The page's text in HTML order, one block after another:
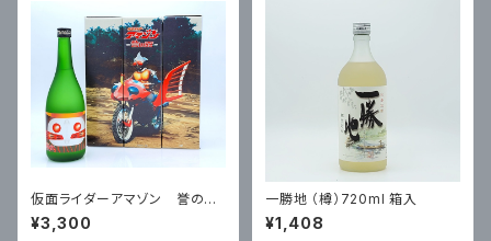
仮面ライダーアマゾン 誉の露
720ml 箱入 25度 ※ミニ
ミニアクリルスタンド付き
¥3,300
一勝地 （樽）720ml 箱入
¥1,408